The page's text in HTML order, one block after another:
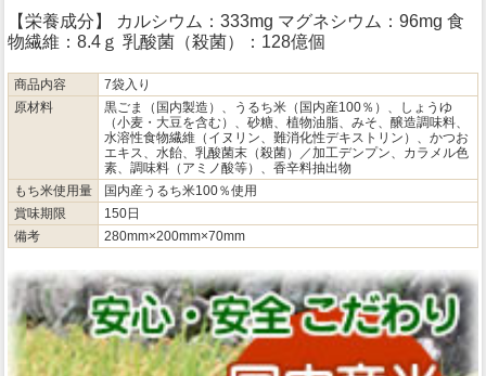
【栄養成分】 カルシウム：333mg マグネシウム：96mg 食
物繊維：8.4ｇ 乳酸菌（殺菌）：128億個
商品内容
7袋入り
原材料
黒ごま（国内製造）、うるち米（国内産100％）、しょうゆ
（小麦・大豆を含む）、砂糖、植物油脂、みそ、醸造調味料、
水溶性食物繊維（イヌリン、難消化性デキストリン）、かつお
エキス、水飴、乳酸菌末（殺菌）／加工デンプン、カラメル色
素、調味料（アミノ酸等）、香辛料抽出物
もち米使用量
国内産うるち米100％使用
賞味期限
150日
備考
280mm×200mm×70mm